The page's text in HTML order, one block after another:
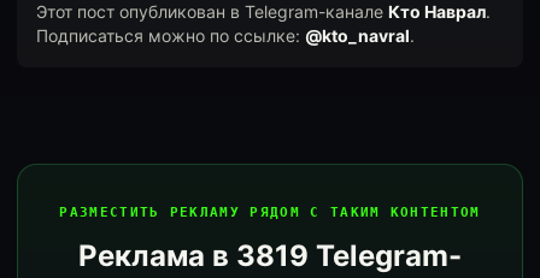
Этот пост опубликован в Telegram-канале Кто Наврал.
Подписаться можно по ссылке: @kto_navral.
РАЗМЕСТИТЬ РЕКЛАМУ РЯДОМ С ТАКИМ КОНТЕНТОМ
Реклама в 3819 Telegram-